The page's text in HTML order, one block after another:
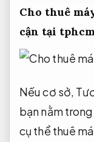
Cho thuê
cận tại
Nếu cơ sở,
bạn nằm
cụ thể thuê